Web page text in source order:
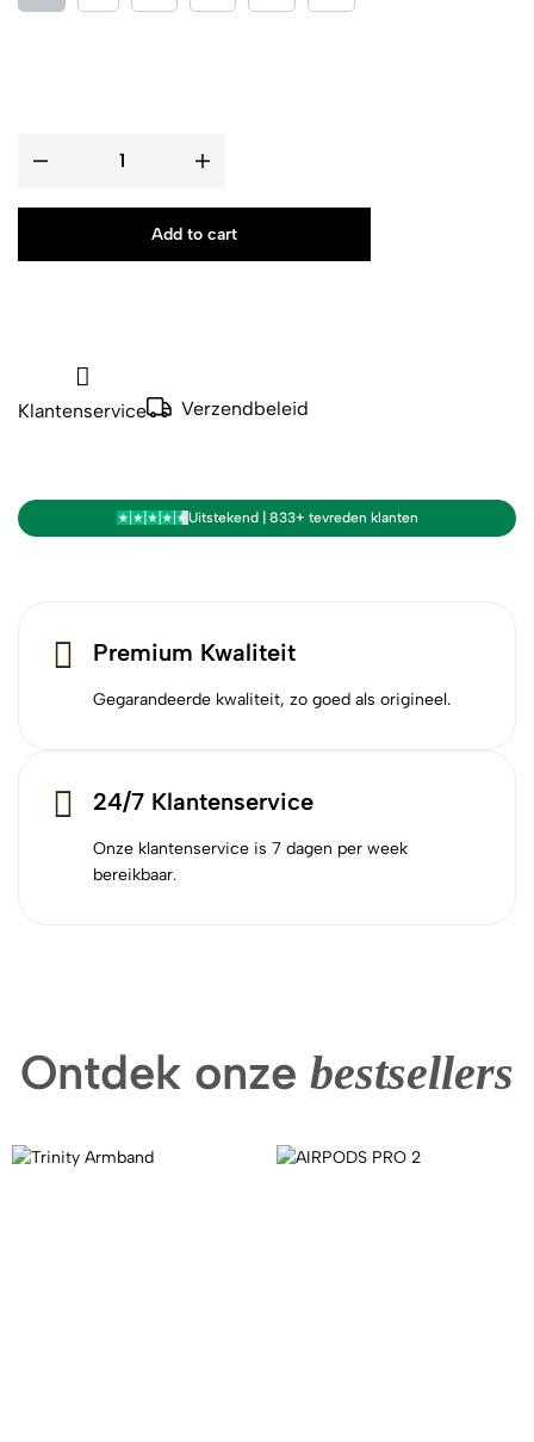
Add to cart
Klantenservice Verzendbeleid
Uitstekend | 833+ tevreden klanten
Premium Kwaliteit
Gegarandeerde kwaliteit, zo goed als origineel.
24/7 Klantenservice
Onze klantenservice is 7 dagen per week
bereikbaar.
Ontdek onze bestsellers